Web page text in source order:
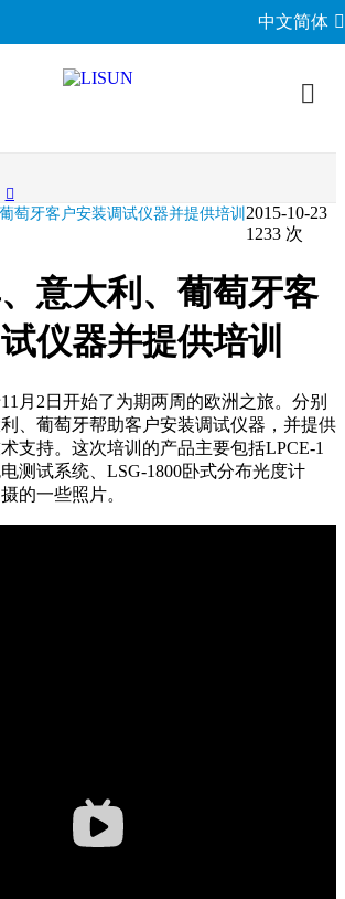
中文简体
射计系统
阻测试
蓝光危害
设备
测试系统
度测试仪
试电源
验箱
试设备
试
试设备
试
机
缆测试
析仪
案
试方案
案
方案
案
织
会
萄牙客户安装调试仪器并提供培训 2015-10-23
1233 次
意大利、葡萄牙客
仪器并提供培训
月2日开始了为期两周的欧洲之旅。分别
、葡萄牙帮助客户安装调试仪器，并提供
支持。这次培训的产品主要包括LPCE-1
测试系统、LSG-1800卧式分布光度计
的一些照片。